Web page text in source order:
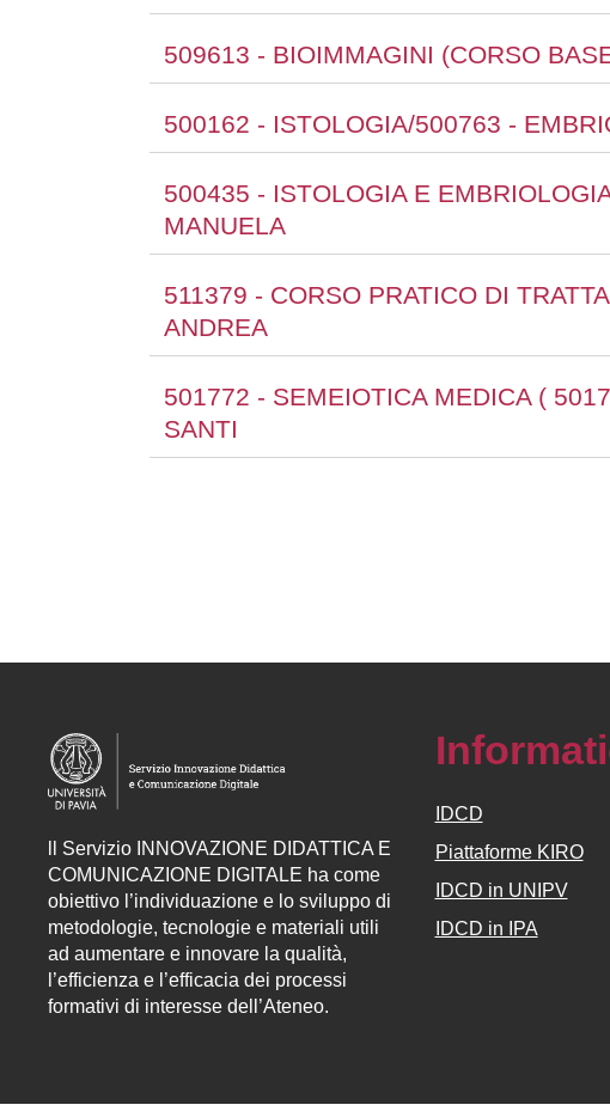
509613 - BIOIMMAGINI (CORSO
500162 - ISTOLOGIA/500763 -
500435 - ISTOLOGIA E
MANUELA
511379 - CORSO PRATICO DI
ANDREA
501772 - SEMEIOTICA MEDICA (
SANTI
Servizio INNOVAZIONE DIDATTICA E
COMUNICAZIONE DIGITALE ha come
obiettivo l’individuazione e lo sviluppo di
metodologie, tecnologie e materiali utili
ad aumentare e innovare la qualità,
l’efficienza e l’efficacia dei processi
formativi di interesse dell’Ateneo.
IDCD
Piattaforme KIRO
IDCD in UNIPV
IDCD in IPA